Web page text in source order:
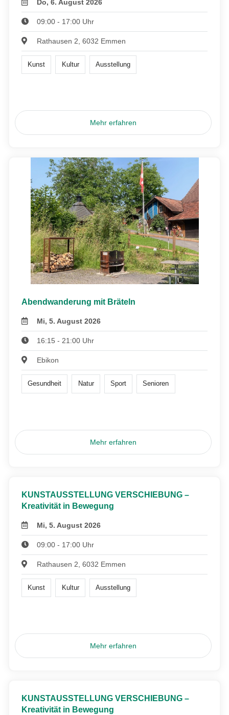
Do, 6. August 2026
09:00 - 17:00 Uhr
Rathausen 2, 6032 Emmen
Kunst Kultur Ausstellung
Mehr erfahren
Abendwanderung mit Bräteln
Mi, 5. August 2026
16:15 - 21:00 Uhr
Ebikon
Gesundheit Natur Sport Senioren
Mehr erfahren
KUNSTAUSSTELLUNG VERSCHIEBUNG –
Kreativität in Bewegung
Mi, 5. August 2026
09:00 - 17:00 Uhr
Rathausen 2, 6032 Emmen
Kunst Kultur Ausstellung
Mehr erfahren
KUNSTAUSSTELLUNG VERSCHIEBUNG –
Kreativität in Bewegung